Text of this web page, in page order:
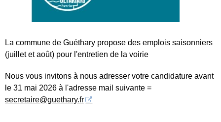
La commune de Guéthary propose des emplois saisonniers
(juillet et août) pour l'entretien de la voirie
Nous vous invitons à nous adresser votre candidature avant
le 31 mai 2026 à l'adresse mail suivante =
secretaire@guethary.fr